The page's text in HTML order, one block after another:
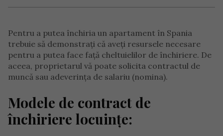
Pentru a putea închiria un apartament în Spania
trebuie să demonstraţi că aveţi resursele necesare
pentru a putea face faţă cheltuielilor de închiriere. De
aceea, proprietarul vă poate solicita contractul de
muncă sau adeverinţa de salariu (nomina).
Modele de contract de
închiriere locuințe: